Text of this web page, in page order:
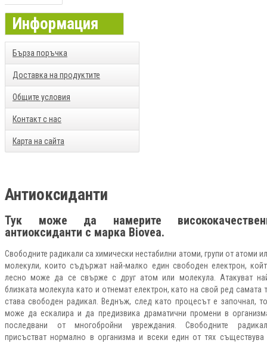
Информация
Бърза поръчка
Доставка на продуктите
Общите условия
Контакт с нас
Карта на сайта
Антиоксиданти
Тук може да намерите
антиоксиданти с марка Biovea.
Свободните радикали са химически нестабилни атоми, групи от атоми
молекули, които съдържат най-малко един свободен електрон,
лесно може да се свърже с друг атом или молекула. Атакуват
близката молекула като и отнемат електрон, като на свой ред самата
става свободен радикал. Веднъж, след като процесът е започнал,
може да ескалира и да предизвика драматични промени в
последвани от многобройни увреждания. Свободните
присъстват нормално в организма и всеки един от тях съществува